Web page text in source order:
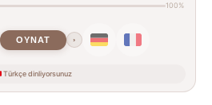
100%
OYNAT ›
Türkçe dinliyorsunuz